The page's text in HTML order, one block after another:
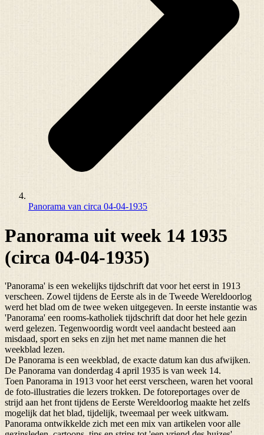
Panorama van circa 04-04-1935
Panorama uit week 14 1935
(circa 04-04-1935)
'Panorama' is een wekelijks tijdschrift dat voor het eerst in 1913
verscheen. Zowel tijdens de Eerste als in de Tweede Wereldoorlog
werd het blad om de twee weken uitgegeven. In eerste instantie was
'Panorama' een rooms-katholiek tijdschrift dat door het hele gezin
werd gelezen. Tegenwoordig wordt veel aandacht besteed aan
misdaad, sport en seks en zijn het met name mannen die het
weekblad lezen.
De Panorama is een weekblad, de exacte datum kan dus afwijken.
De Panorama van donderdag 4 april 1935 is van week 14.
Toen Panorama in 1913 voor het eerst verscheen, waren het vooral
de foto-illustraties die lezers trokken. De fotoreportages over de
strijd aan het front tijdens de Eerste Wereldoorlog maakte het zelfs
mogelijk dat het blad, tijdelijk, tweemaal per week uitkwam.
Panorama ontwikkelde zich met een mix van artikelen voor alle